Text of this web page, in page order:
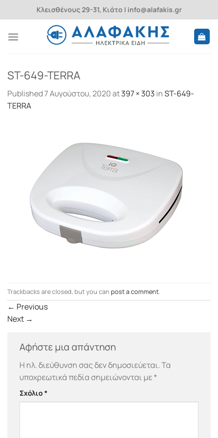
to
Κλεισθένους 29-31, Κιάτο | info@alafakis.gr
ST-649-TERRA
Published7 Αυγούστου, 2020at397 × 303 inST-649-
TERRA
Trackbacks are closed, but you can post a comment
← Previous
Next →
Αφήστε μια απάντηση
Η ηλ. διεύθυνση σας δεν δημοσιεύεται.Τα
υποχρεωτικά πεδία σημειώνονται με*
Σχόλιο*